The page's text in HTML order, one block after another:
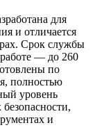
для
и отличается
Срок службы
работе — до 260
по
полностью
уровень
и